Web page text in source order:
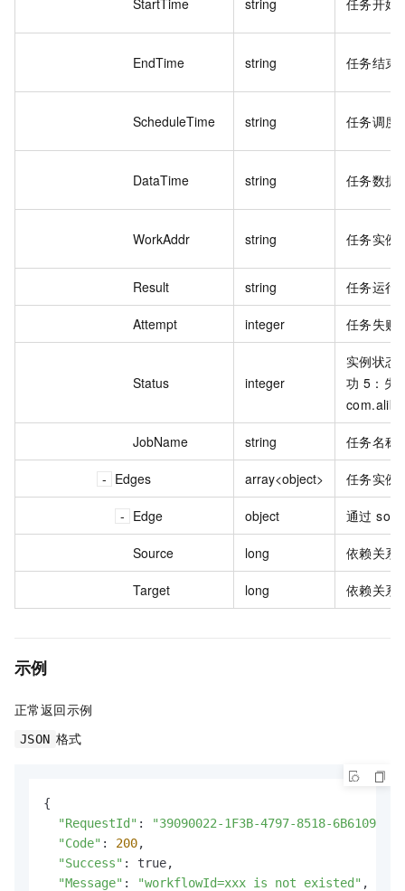
EndTime string 任务结束
ScheduleTime string 任务调度
DataTime string 任务数据
WorkAddr string 任务实例
Result string 任务运行
Attempt integer 任务失败
Status integer
实例状态
功 5：失
JobName string 任务名称
Edges array<object> 任务实例
Edge object 通过
Source long 依赖关系
Target long 依赖关系
示例
正常返回示例
JSON 格式
{
"RequestId" :
"39090022-1F3B-4797-8518-
"Code" : 200,
"Success" : true,
"Message" : "workflowId=xxx is not existed" ,